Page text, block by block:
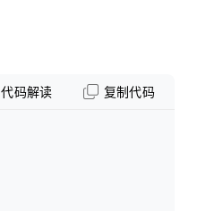
代码解读 复制代码